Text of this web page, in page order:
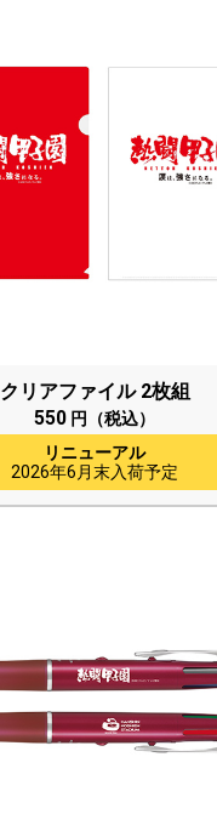
クリアファイル 2枚組
550 円（税込）
リニューアル
2026年6月末入荷予定